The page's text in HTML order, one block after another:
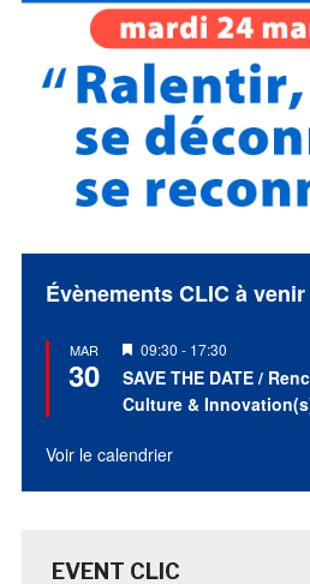
Évènements CLIC à venir
MAR
30
Mis
en
avant
09:30 - 17:30
SAVE THE DATE /
Culture &
Voir le calendrier
EVENT CLIC